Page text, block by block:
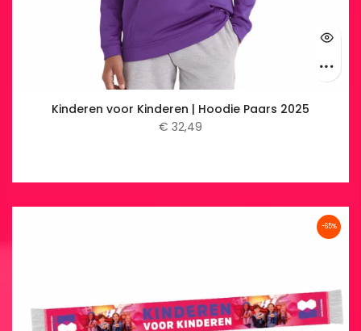
Kinderen voor Kinderen | Hoodie Paars 2025
€ 32,49
-65%